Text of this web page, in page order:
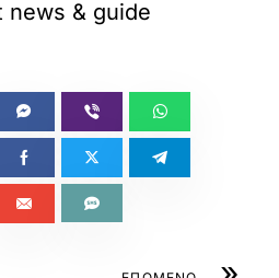
news & guide